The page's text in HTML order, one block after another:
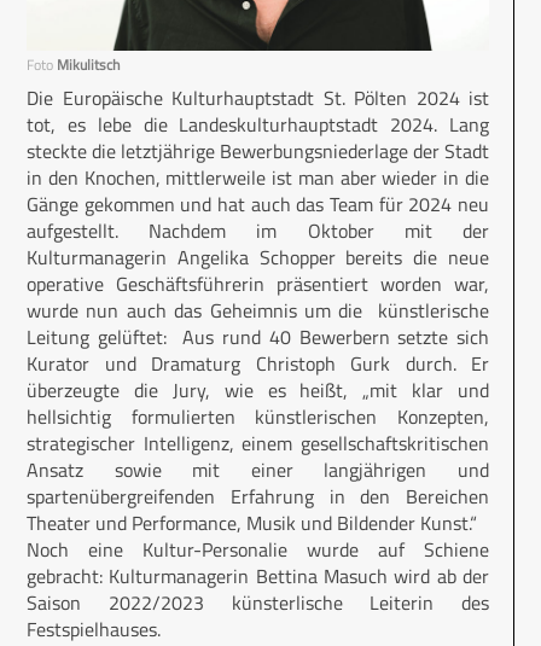
Foto Mikulitsch
Die Europäische Kulturhauptstadt St. Pölten 2024 ist
tot, es lebe die Landeskulturhauptstadt 2024. Lang
steckte die letztjährige Bewerbungsniederlage der Stadt
in den Knochen, mittlerweile ist man aber wieder in die
Gänge gekommen und hat auch das Team für 2024 neu
aufgestellt. Nachdem im Oktober mit der
Kulturmanagerin Angelika Schopper bereits die neue
operative Geschäftsführerin präsentiert worden war,
wurde nun auch das Geheimnis um die künstlerische
Leitung gelüftet: Aus rund 40 Bewerbern setzte sich
Kurator und Dramaturg Christoph Gurk durch. Er
überzeugte die Jury, wie es heißt, „mit klar und
hellsichtig formulierten künstlerischen Konzepten,
strategischer Intelligenz, einem gesellschaftskritischen
Ansatz sowie mit einer langjährigen und
spartenübergreifenden Erfahrung in den Bereichen
Theater und Performance, Musik und Bildender Kunst.“
Noch eine Kultur-Personalie wurde auf Schiene
gebracht: Kulturmanagerin Bettina Masuch wird ab der
Saison 2022/2023 künsterlische Leiterin des
Festspielhauses.